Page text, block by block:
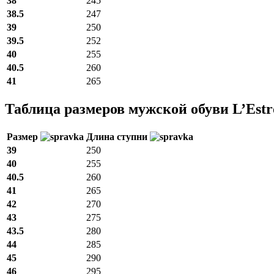
38.5
247
39
250
39.5
252
40
255
40.5
260
41
265
Таблица размеров мужской обуви
Размер
Длина ступни
39
250
40
255
40.5
260
41
265
42
270
43
275
43.5
280
44
285
45
290
46
295